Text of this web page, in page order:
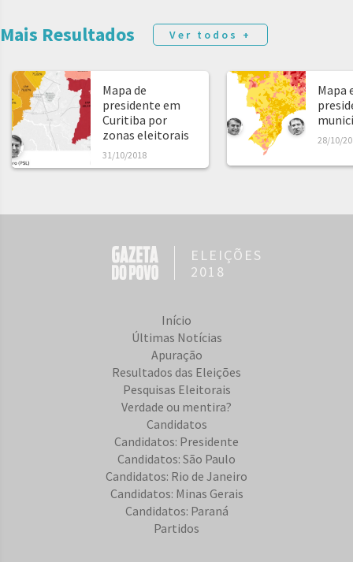
Mais Resultados Ver todos +
Mapa de
presidente em
Curitiba por
zonas eleitorais
31/10/2018
Mapa
28/10/
ELEIÇÕES
2018
Início
Últimas Notícias
Apuração
Resultados das Eleições
Pesquisas Eleitorais
Verdade ou mentira?
Candidatos
Candidatos: Presidente
Candidatos: São Paulo
Candidatos: Rio de Janeiro
Candidatos: Minas Gerais
Candidatos: Paraná
Partidos